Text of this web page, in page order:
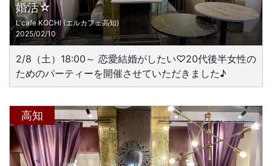
婚活☆
L'cafe KOCHI (エルカフェ高知)
2025/02/10
2/8（土）18:00～ 恋愛結婚がしたい♡20代後半女性の
ためのパーティーを開催させていただきました♪
高知